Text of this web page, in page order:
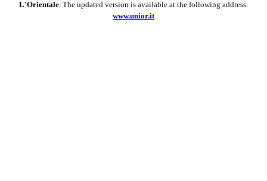
L'Orientale. The updated version is available at the following address:
www.unior.it